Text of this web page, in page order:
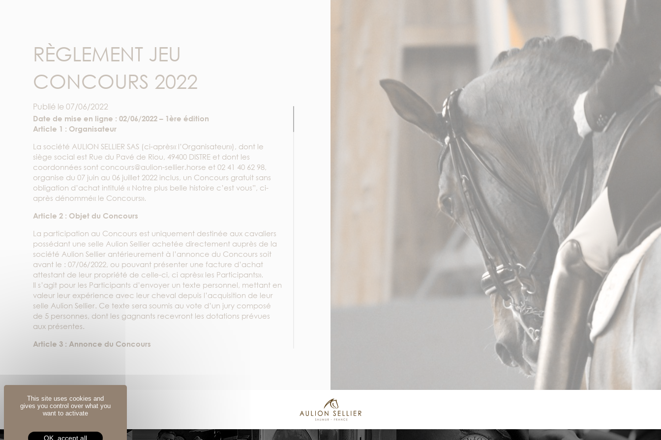
RÈGLEMENT JEU
CONCOURS 2022
Publié le07/06/2022
Date de mise en ligne : 02/06/2022 – 1ère édition
Article 1 : Organisateur
La société AULION SELLIER SAS (ci-après« l’Organisateur»), dont le
siège social est Rue du Pavé de Riou, 49400 DISTRE et dont les
coordonnées sont concours@aulion-sellier.horse et 02 41 40 62 98,
organise du 07 juin au 06 juillet 2022 inclus, un Concours gratuit sans
obligation d’achat intitulé « Notre plus belle histoire c’est vous”, ci-
après dénommé« le Concours».
Article 2 : Objet du Concours
La participation au Concours est uniquement destinée aux cavaliers
possédant une selle Aulion Sellier achetée directement auprès de la
société Aulion Sellier antérieurement à l’annonce du Concours soit
avant le : 07/06/2022, ou pouvant présenter une facture d’achat
attestant de leur propriété de celle-ci, ci après« les Participants».
Il s’agit pour les Participants d’envoyer un texte personnel, mettant en
valeur leur expérience avec leur cheval depuis l’acquisition de leur
selle Aulion Sellier. Ce texte sera soumis au vote d’un jury composé
de 5 personnes, dont les gagnants recevront les dotations prévues
aux présentes.
Article 3 : Annonce du Concours
Instagram @aulion.sellier à compter du 07/06/2022 au 06/07/2022
inclus.
Article 4: Modalités de participation
Le Concours est ouvert aux Participants ayant accès au réseau
l’exception des préposés de l’Organisateur, et plus généralement de
This site uses cookies and
gives you control over what you
want to activate
OK, accept all